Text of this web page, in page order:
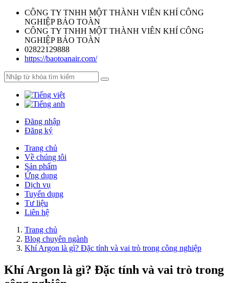
CÔNG TY TNHH MỘT THÀNH VIÊN KHÍ CÔNG
NGHIỆP BẢO TOÀN
CÔNG TY TNHH MỘT THÀNH VIÊN KHÍ CÔNG
NGHIỆP BẢO TOÀN
02822129888
https://baotoanair.com/
Đăng nhập
Đăng ký
Trang chủ
Về chúng tôi
Sản phẩm
Ứng dụng
Dịch vụ
Tuyển dụng
Tư liệu
Liên hệ
Trang chủ
Blog chuyên ngành
Khí Argon là gì? Đặc tính và vai trò trong công nghiệp
Khí Argon là gì? Đặc tính và vai trò trong